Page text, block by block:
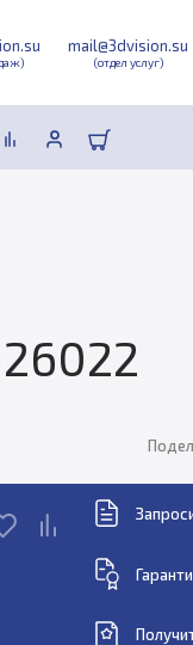
mail@3dvision.su
(отдел услуг)